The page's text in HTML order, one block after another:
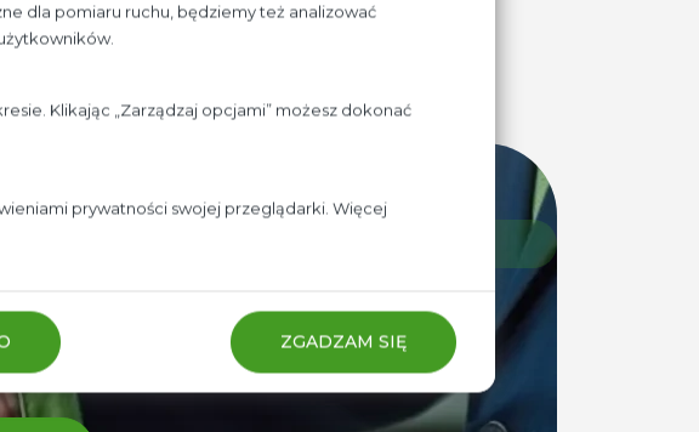
dla pomiaru ruchu, będziemy też analizować
Klikając „Zarządzaj opcjami” możesz dokonać
prywatności swojej przeglądarki. Więcej
ZGADZAM SIĘ
znalazły się w Twojej ofercie, napisz
oraz elastyczne warunki współpracy.